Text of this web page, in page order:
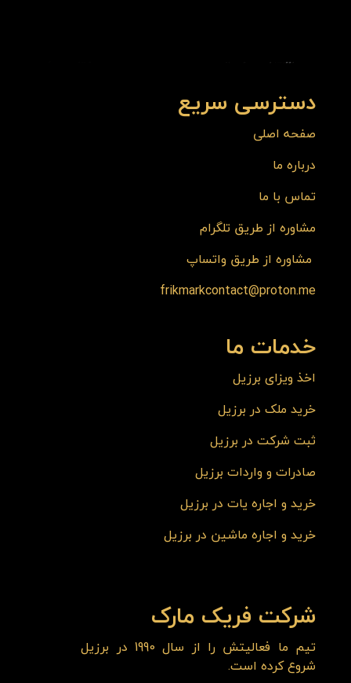
دسترسی سریع
صفحه اصلی
درباره ما
تماس با ما
مشاوره از طریق تلگرام
مشاوره از طریق واتساپ
frikmarkcontact@proton.me
خدمات ما
اخذ ویزای برزیل
خرید ملک در برزیل
ثبت شرکت در برزیل
صادرات و واردات برزیل
خرید و اجاره یات در برزیل
خرید و اجاره ماشین در برزیل
شرکت فریک مارک
تیم ما فعالیتش را از سال 1990 در برزیل
شروع کرده است.